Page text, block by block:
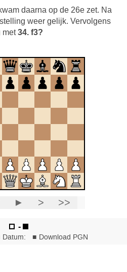
daarna op de 26e zet. Na
weer gelijk. Vervolgens
met34. f3?